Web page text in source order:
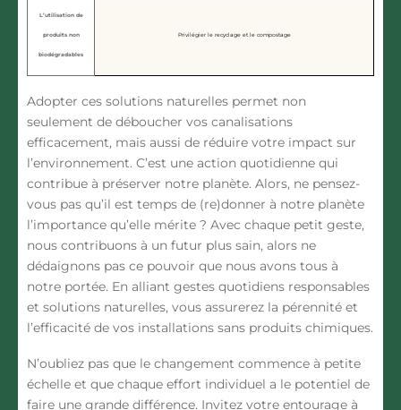
L’utilisation de
produits non
biodégradables
Privilégier le recyclage et le compostage
Adopter ces solutions naturelles permet non
seulement de déboucher vos canalisations
efficacement, mais aussi de réduire votre impact sur
l’environnement. C’est une action quotidienne qui
contribue à préserver notre planète. Alors, ne pensez-
vous pas qu’il est temps de (re)donner à notre planète
l’importance qu’elle mérite ? Avec chaque petit geste,
nous contribuons à un futur plus sain, alors ne
dédaignons pas ce pouvoir que nous avons tous à
notre portée. En alliant gestes quotidiens responsables
et solutions naturelles, vous assurerez la pérennité et
l’efficacité de vos installations sans produits chimiques.
N’oubliez pas que le changement commence à petite
échelle et que chaque effort individuel a le potentiel de
faire une grande différence. Invitez votre entourage à